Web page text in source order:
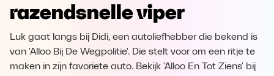
Opera
razendsnelle viper
Luk gaat langs bij Didi, een autoliefhebber die bekend is
van 'Alloo Bij De Wegpolitie'. Die stelt voor om een ritje te
maken in zijn favoriete auto. Bekijk 'Alloo En Tot Ziens' bij